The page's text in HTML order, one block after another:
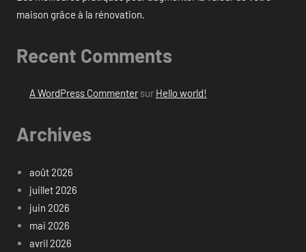
maison grâce à la rénovation.
Recent Comments
A WordPress Commentersur Hello world!
Archives
août 2026
juillet 2026
juin 2026
mai 2026
avril 2026